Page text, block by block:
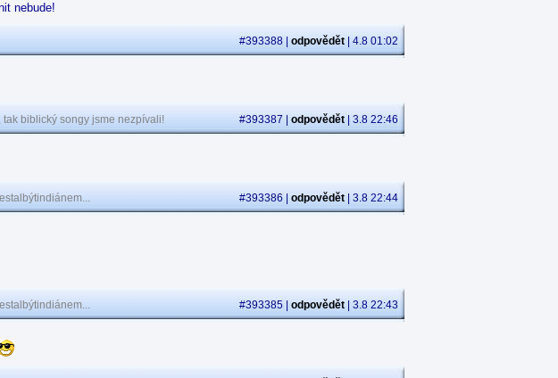
nebude!
#393388 | odpovědět | 4.8 01:02
tak biblický songy jsme nezpívali! #393387 | odpovědět | 3.8 22:46
#393386 | odpovědět | 3.8 22:44
#393385 | odpovědět | 3.8 22:43